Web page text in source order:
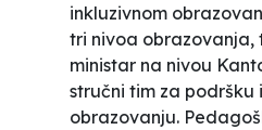
inkluzivnom
tri nivoa obrazovanja,
ministar na nivou
stručni tim za podršku
obrazovanju.